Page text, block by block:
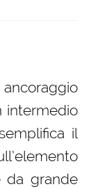
intermedio
il
da grande